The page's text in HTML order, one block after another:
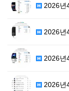
2026년
2026년
2026년
2026년